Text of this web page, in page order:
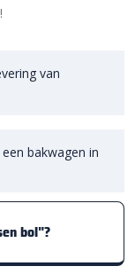
van
bakwagen in
bol"?